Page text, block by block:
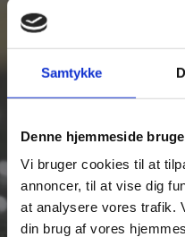
Samtykke
Denne hjemmeside
Vi bruger cookies til at
annoncer, til at vise dig
at analysere vores trafik.
din brug af vores
Fjern